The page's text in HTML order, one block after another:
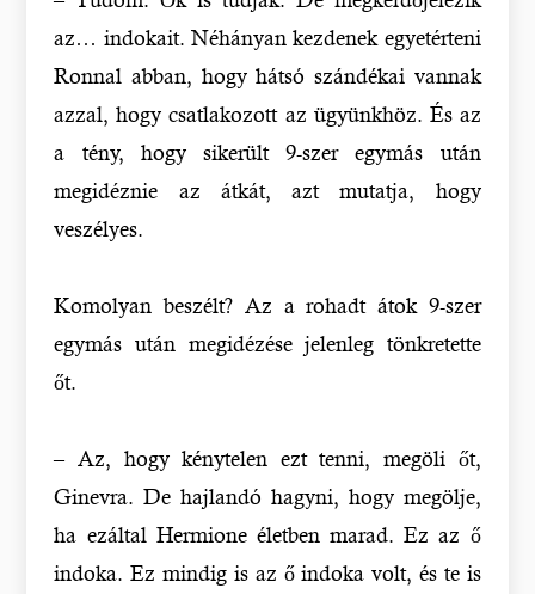
az… indokait. Néhányan kezdenek egyetérteni
Ronnal abban, hogy hátsó szándékai vannak
azzal, hogy csatlakozott az ügyünkhöz. És az
a tény, hogy sikerült 9-szer egymás után
megidéznie az átkát, azt mutatja, hogy
veszélyes.
Komolyan beszélt? Az a rohadt átok 9-szer
egymás után megidézése jelenleg tönkretette
őt.
– Az, hogy kénytelen ezt tenni, megöli őt,
Ginevra. De hajlandó hagyni, hogy megölje,
ha ezáltal Hermione életben marad. Ez az ő
indoka. Ez mindig is az ő indoka volt, és te is